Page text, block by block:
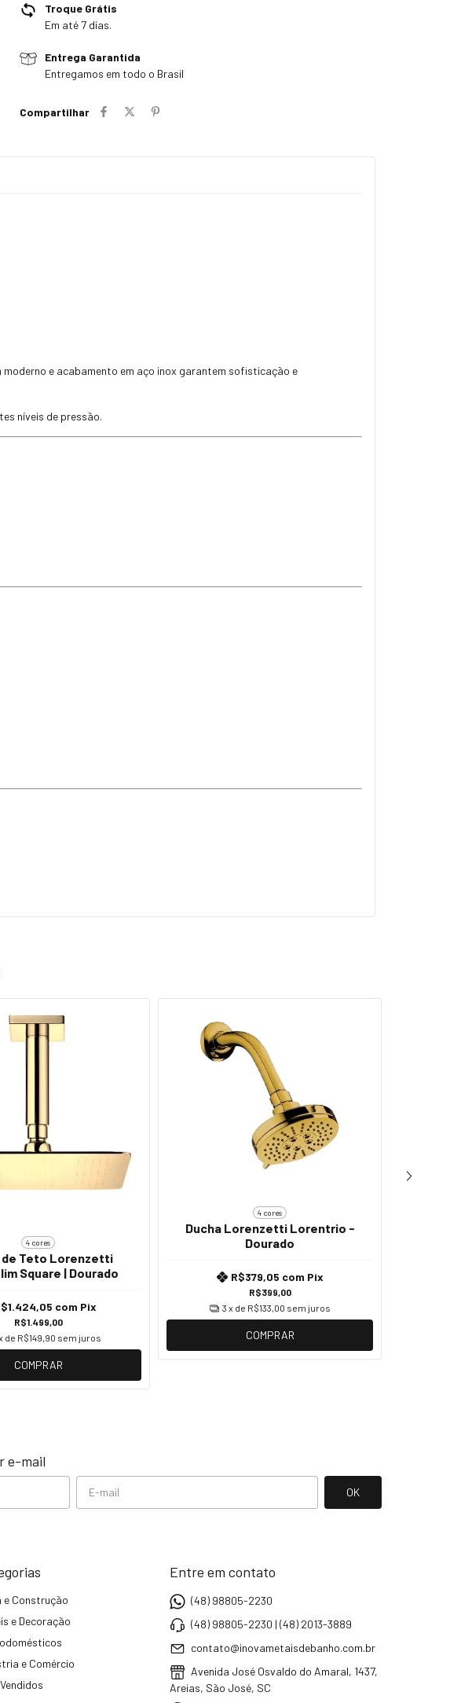
Troque Grátis
Em até 7 dias.
Entrega Garantida
Entregamos em todo o Brasil
Compartilhar
moderno e acabamento em aço inox garantem sofisticação e
níveis de pressão.
4 cores
de Teto Lorenzetti
Square | Dourado
R$1.499,00
com Pix
de R$149,90 sem juros
COMPRAR
4 cores
Ducha Lorenzetti Lorentrio -
Dourado
R$399,00
R$379,05 com Pix
3 x de R$133,00 sem juros
COMPRAR
e-mail
e Construção
e Decoração
e Comércio
Entre em contato
(48) 98805-2230
(48) 98805-2230 | (48) 2013-3889
contato@inovametaisdebanho.com.br
Avenida José Osvaldo do Amaral, 1437,
Areias, São José, SC